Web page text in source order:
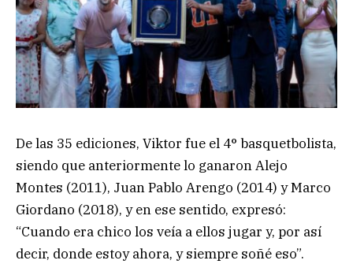
De las 35 ediciones, Viktor fue el 4° basquetbolista,
siendo que anteriormente lo ganaron Alejo
Montes (2011), Juan Pablo Arengo (2014) y Marco
Giordano (2018), y en ese sentido, expresó:
“Cuando era chico los veía a ellos jugar y, por así
decir, donde estoy ahora, y siempre soñé eso”.